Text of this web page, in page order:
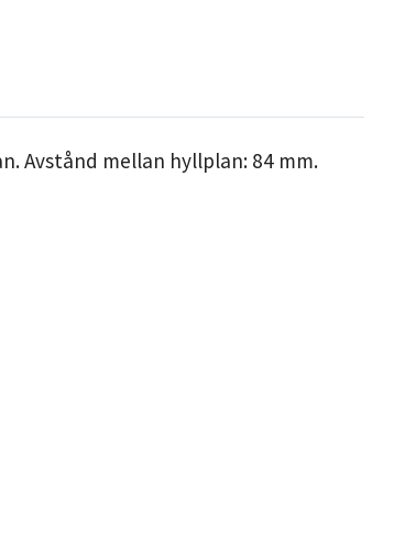
Avstånd mellan hyllplan: 84 mm.